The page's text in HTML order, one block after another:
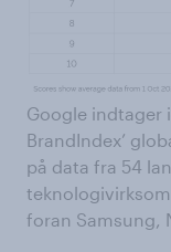
Google indtager
BrandIndex’
på data fra 54
foran Samsung,